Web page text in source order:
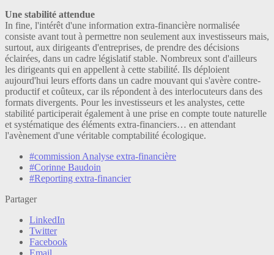
Une stabilité attendue
In fine, l'intérêt d'une information extra-financière normalisée
consiste avant tout à permettre non seulement aux investisseurs mais,
surtout, aux dirigeants d'entreprises, de prendre des décisions
éclairées, dans un cadre législatif stable. Nombreux sont d'ailleurs
les dirigeants qui en appellent à cette stabilité. Ils déploient
aujourd'hui leurs efforts dans un cadre mouvant qui s'avère contre-
productif et coûteux, car ils répondent à des interlocuteurs dans des
formats divergents. Pour les investisseurs et les analystes, cette
stabilité participerait également à une prise en compte toute naturelle
et systématique des éléments extra-financiers… en attendant
l'avènement d'une véritable comptabilité écologique.
#commission Analyse extra-financière
#Corinne Baudoin
#Reporting extra-financier
Partager
LinkedIn
Twitter
Facebook
Email